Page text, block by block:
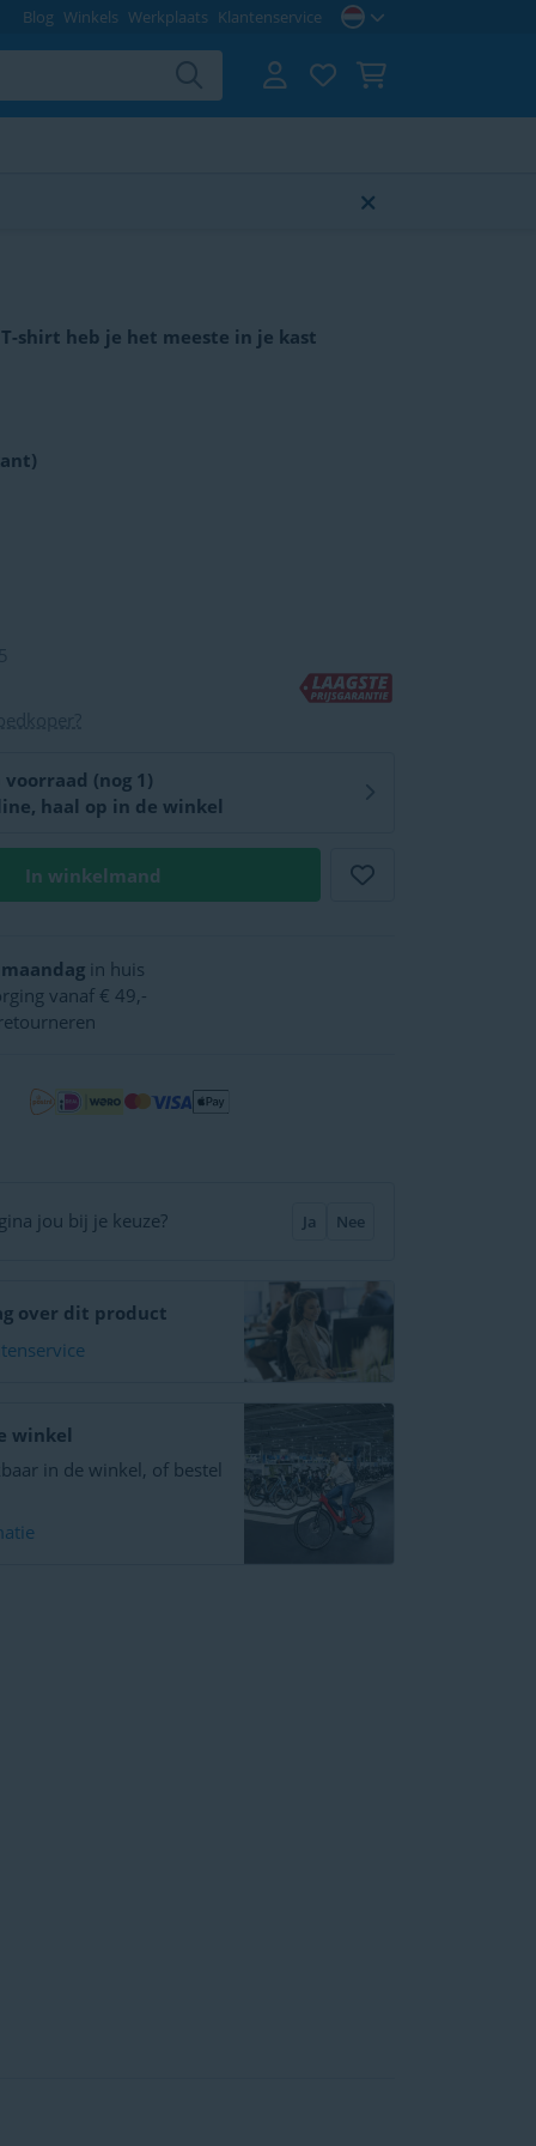
Blog Winkels Werkplaats Klantenservice
shirt heb je het meeste in je kast
Online op voorraad (nog 1)
haal op in de winkel
In winkelmand
maandagin huis
vanaf € 49,-
jou bij je keuze? Ja Nee
over dit product
winkel
in de winkel, of bestel